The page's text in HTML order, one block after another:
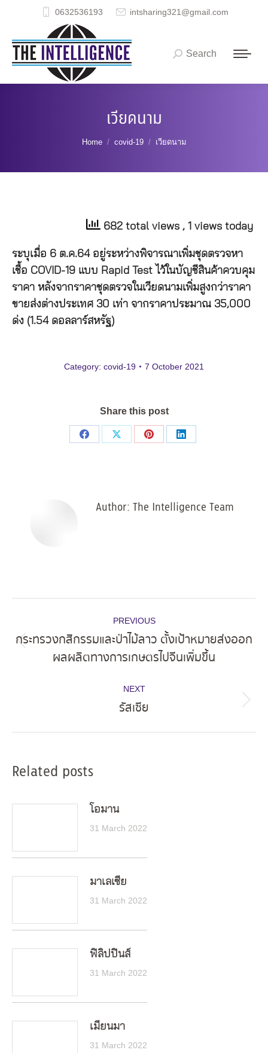
0632536193 intsharing321@gmail.com
Search:
Search
เวียดนาม
You are here:
Home covid-19 เวียดนาม
682 total views , 1 views today
ระบุเมื่อ 6 ต.ค.64 อยู่ระหว่างพิจารณาเพิ่มชุดตรวจหา
เชื้อ COVID-19 แบบ Rapid Test ไว้ในบัญชีสินค้าควบคุม
ราคา หลังจากราคาชุดตรวจในเวียดนามเพิ่มสูงกว่าราคา
ขายส่งต่างประเทศ 30 เท่า จากราคาประมาณ 35,000
ด่ง (1.54 ดอลลาร์สหรัฐ)
Category: covid-19 7 October 2021
Share this post
Share
Share
Share
Share
Author: The Intelligence Team
navigation
PREVIOUS
Previous
post:
กระทรวงกสิกรรมและป่าไม้ลาว ตั้งเป้าหมายส่งออก
ผลผลิตทางการเกษตรไปจีนเพิ่มขึ้น
NEXT
Next
รัสเซีย
Related posts
โอมาน
31 March 2022
มาเลเซีย
31 March 2022
ฟิลิปปินส์
31 March 2022
เมียนมา
31 March 2022